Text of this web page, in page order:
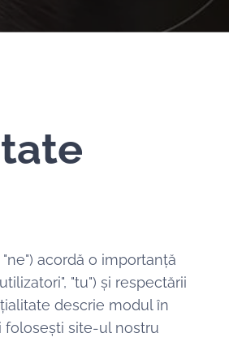
acordă o importanță
"tu") și respectării
descrie modul în
folosești site-ul nostru